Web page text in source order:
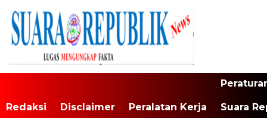
Redaksi Disclaimer Peralatan Kerja Suara